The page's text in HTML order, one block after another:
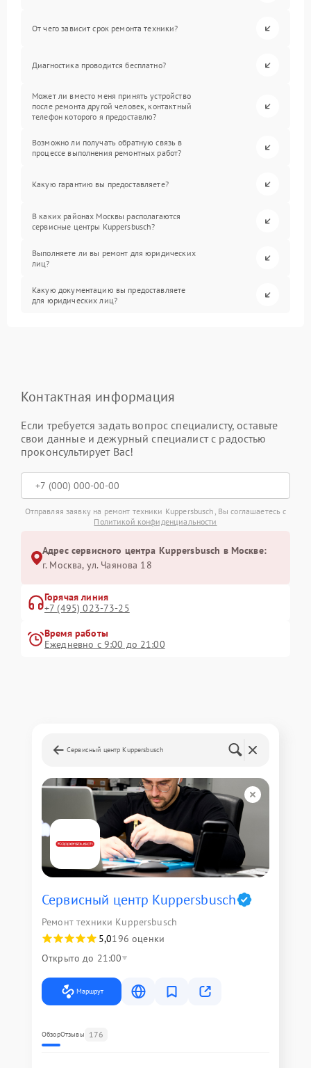
От чего зависит срок ремонта техники?
Диагностика проводится бесплатно?
Может ли вместо меня принять устройство
после ремонта другой человек, контактный
телефон которого я предоставлю?
Возможно ли получать обратную связь в
процессе выполнения ремонтных работ?
Какую гарантию вы предоставляете?
В каких районах Москвы располагаются
сервисные центры Kuppersbusch?
Выполняете ли вы ремонт для юридических
лиц?
Какую документацию вы предоставляете
для юридических лиц?
Контактная информация
Если требуется задать вопрос специалисту, оставьте
свои данные и дежурный специалист с радостью
проконсультирует Вас!
Отправляя заявку на ремонт техники Kuppersbusch, Вы соглашаетесь с
Политикой конфиденциальности
Адрес сервисного центра Kuppersbusch в Москве:
г. Москва, ул. Чаянова 18
Горячая линия
+7 (495) 023-73-25
Время работы
Ежедневно с 9:00 до 21:00
Сервисный центр Kuppersbusch
Сервисный центр Kuppersbusch
Ремонт техники Kuppersbusch
5,0196 оценки
Открыто до 21:00
Маршрут
ОбзорОтзывы 176